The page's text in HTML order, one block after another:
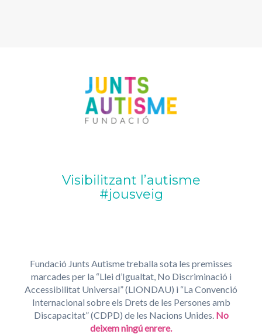
Visibilitzant l’autisme
#jousveig
Fundació Junts Autisme treballa sota les premisses
marcades per la “Llei d’Igualtat, No Discriminació i
Accessibilitat Universal” (LIONDAU) i “La Convenció
Internacional sobre els Drets de les Persones amb
Discapacitat” (CDPD) de les Nacions Unides. No
deixem ningú enrere.